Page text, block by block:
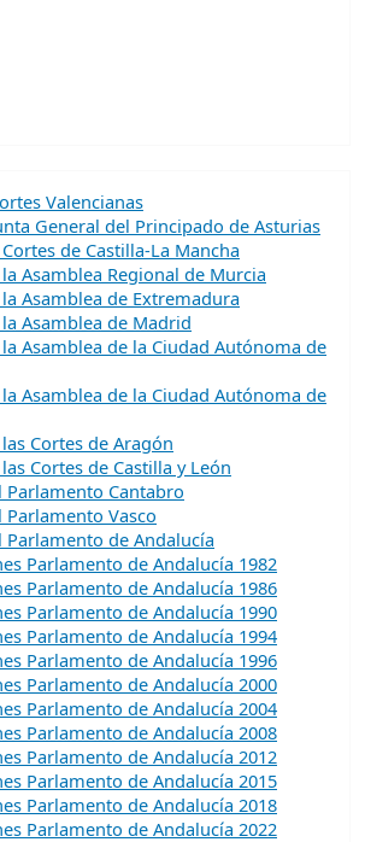
Valencianas
General del Principado de Asturias
de Castilla-La Mancha
Asamblea Regional de Murcia
Asamblea de Extremadura
Asamblea de Madrid
la Asamblea de la Ciudad Autónoma de
la Asamblea de la Ciudad Autónoma de
Cortes de Aragón
Cortes de Castilla y León
Parlamento Cantabro
Parlamento Vasco
Parlamento de Andalucía
Parlamento de Andalucía 1982
Parlamento de Andalucía 1986
Parlamento de Andalucía 1990
Parlamento de Andalucía 1994
Parlamento de Andalucía 1996
Parlamento de Andalucía 2000
Parlamento de Andalucía 2004
Parlamento de Andalucía 2008
Parlamento de Andalucía 2012
Parlamento de Andalucía 2015
Parlamento de Andalucía 2018
Parlamento de Andalucía 2022